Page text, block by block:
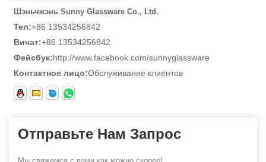
Шэньчжэнь Sunny Glassware Co., Ltd.
Тел:+86 13534256842
Вичат:+86 13534256842
Фейсбук:http://www.facebook.com/sunnyglassware
Контактное лицо:Обслуживание клиентов
Отправьте Нам Запрос